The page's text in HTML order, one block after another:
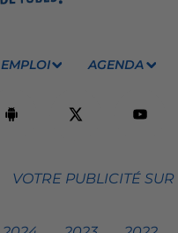
EMPLOI AGENDA
VOTRE PUBLICITÉ